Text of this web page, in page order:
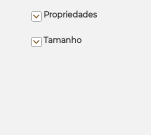
Propriedades
Tamanho